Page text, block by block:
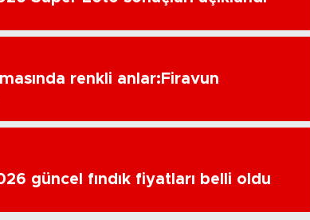
renkli anlar:Firavun
güncel fındık fiyatları belli oldu